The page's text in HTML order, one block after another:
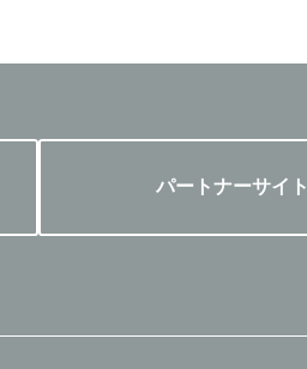
パートナーサイト